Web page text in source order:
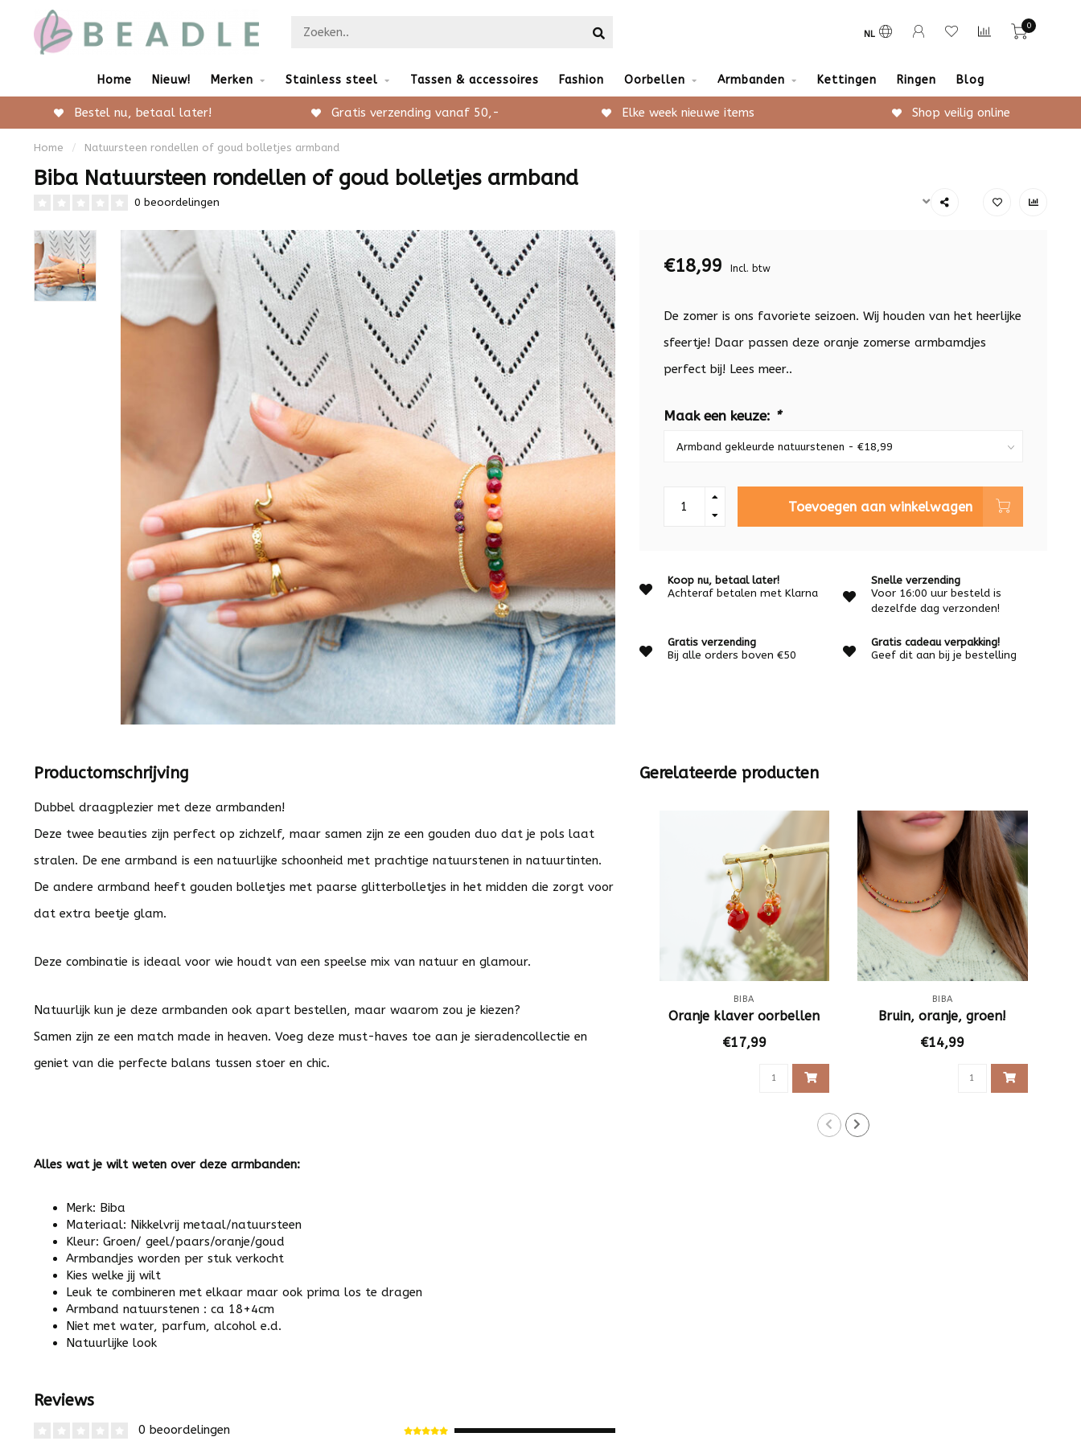
NL
0
Home Nieuw! Merken Stainless steel Tassen & accessoires Fashion Oorbellen Armbanden Kettingen Ringen Blog
Bestel nu, betaal later! Gratis verzending vanaf 50,- Elke week nieuwe items Shop veilig online
Home / Natuursteen rondellen of goud bolletjes armband
Biba Natuursteen rondellen of goud bolletjes armband
0 beoordelingen
€18,99 Incl. btw
De zomer is ons favoriete seizoen. Wij houden van het heerlijke
sfeertje! Daar passen deze oranje zomerse armbamdjes
perfect bij! Lees meer..
Maak een keuze: *
Toevoegen aan winkelwagen
Koop nu, betaal later!
Achteraf betalen met Klarna
Snelle verzending
Voor 16:00 uur besteld is
dezelfde dag verzonden!
Gratis verzending
Bij alle orders boven €50
Gratis cadeau verpakking!
Geef dit aan bij je bestelling
Productomschrijving
Dubbel draagplezier met deze armbanden!
Deze twee beauties zijn perfect op zichzelf, maar samen zijn ze een gouden duo dat je pols laat
stralen. De ene armband is een natuurlijke schoonheid met prachtige natuurstenen in natuurtinten.
De andere armband heeft gouden bolletjes met paarse glitterbolletjes in het midden die zorgt voor
dat extra beetje glam.
Deze combinatie is ideaal voor wie houdt van een speelse mix van natuur en glamour.
Natuurlijk kun je deze armbanden ook apart bestellen, maar waarom zou je kiezen?
Samen zijn ze een match made in heaven. Voeg deze must-haves toe aan je sieradencollectie en
geniet van die perfecte balans tussen stoer en chic.
Alles wat je wilt weten over deze armbanden:
Merk: Biba
Materiaal: Nikkelvrij metaal/natuursteen
Kleur: Groen/ geel/paars/oranje/goud
Armbandjes worden per stuk verkocht
Kies welke jij wilt
Leuk te combineren met elkaar maar ook prima los te dragen
Armband natuurstenen : ca 18+4cm
Niet met water, parfum, alcohol e.d.
Natuurlijke look
Reviews
0 beoordelingen
Gerelateerde producten
BIBA
Oranje klaver oorbellen
€17,99
BIBA
Bruin, oranje, groen!
€14,99